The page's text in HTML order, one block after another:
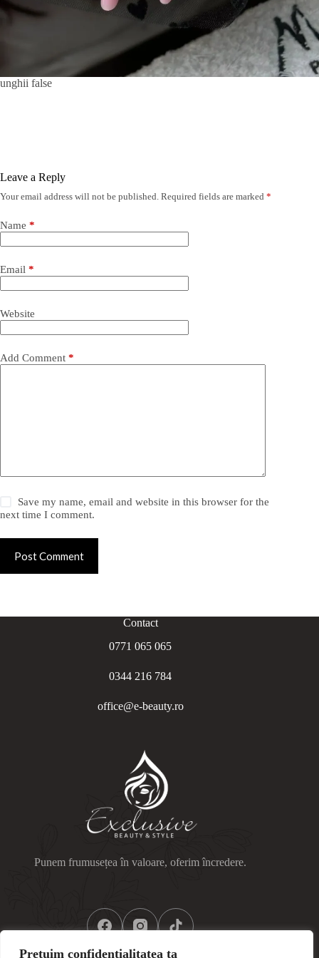
Prețuim confidențialitatea ta
unghii false
Leave a Reply
Your email address will not be published. Required fields are marked *
Name *
Email *
Website
Add Comment *
Save my name, email and website in this browser for the
next time I comment.
Post Comment
Contact
0771 065 065
0344 216 784
office@e-beauty.ro
Punem frumusețea în valoare, oferim încredere.